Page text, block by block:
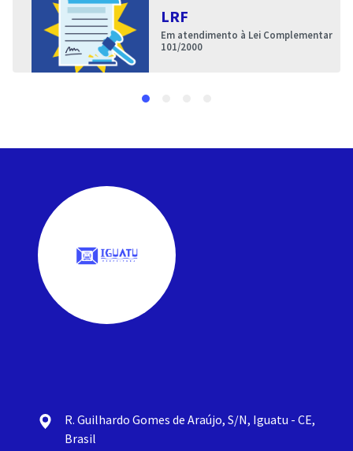
LRF
Em atendimento à Lei Complementar
101/2000
R. Guilhardo Gomes de Araújo, S/N, Iguatu - CE,
Brasil